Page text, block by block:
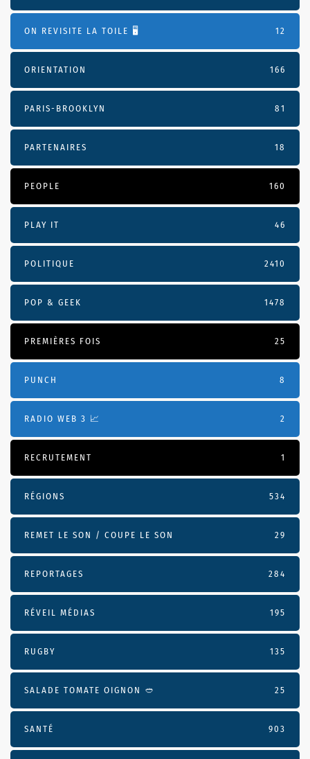
ON REVISITE LA TOILE 🖥️ 12
ORIENTATION 166
PARIS-BROOKLYN 81
PARTENAIRES 18
PEOPLE 160
PLAY IT 46
POLITIQUE 2410
POP & GEEK 1478
PREMIÈRES FOIS 25
PUNCH 8
RADIO WEB 3 📈 2
RECRUTEMENT 1
RÉGIONS 534
REMET LE SON / COUPE LE SON 29
REPORTAGES 284
RÉVEIL MÉDIAS 195
RUGBY 135
SALADE TOMATE OIGNON 🥙 25
SANTÉ 903